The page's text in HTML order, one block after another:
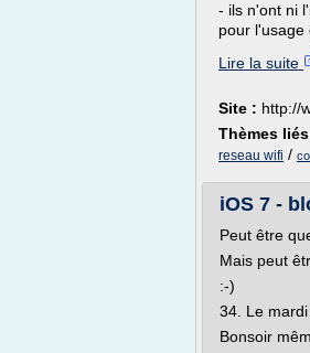
- ils n'ont ni
pour l'usage
Lire la suite
Site : http://
Thèmes
reseau wifi /
iOS 7 -
Peut être
Mais peut
:-)
34. Le
Bonsoir